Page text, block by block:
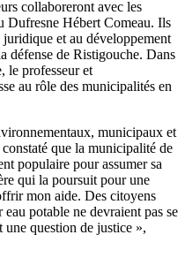
collaboreront avec les
Dufresne Hébert Comeau. Ils
et au développement
défense de Ristigouche. Dans
le professeur et
au rôle des municipalités en
municipaux et
que la municipalité de
populaire pour assumer sa
qui la poursuit pour une
mon aide. Des citoyens
potable ne devraient pas se
une question de justice »,